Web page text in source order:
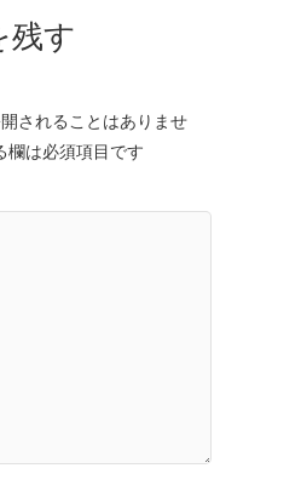
残す
されることはありませ
欄は必須項目です